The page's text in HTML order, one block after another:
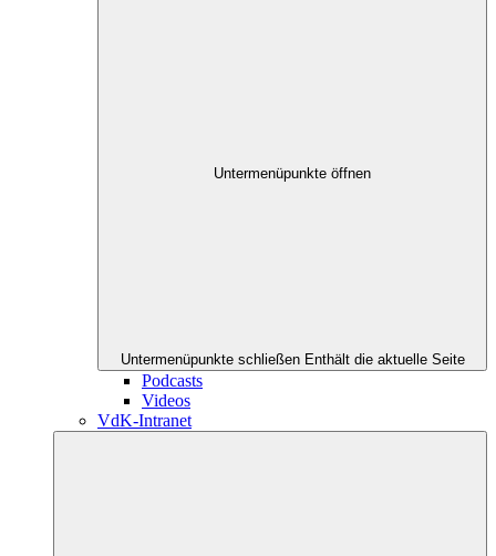
Untermenüpunkte öffnen
Untermenüpunkte schließen Enthält die aktuelle Seite
Podcasts
Videos
VdK-Intranet